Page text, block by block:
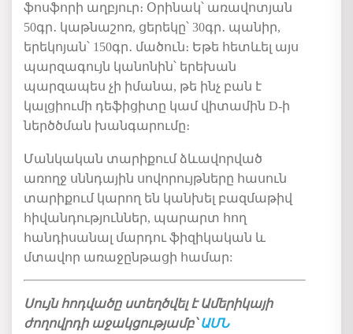
ֆոսֆորի աղբյուր։ Օրինակ՝ առավոտյան
50գր․ կաթնաշոռ, ցերեկը՝ 30գր․ պանիր,
երեկոյան՝ 150գր․ մածուն։ Եթե հետևել այս
պարզագույն կանոնին՝ երեխան
պարզապես չի իմանա, թե ինչ բան է
կալցիումի դեֆիցիտը կամ վիտամին D-ի
ներծծման խանգարումը։
Մանկական տարիքում ձևավորված
առողջ սննդային սովորույթները հասուն
տարիքում կարող են կանխել բազմաթիվ
հիվանդություններ, պարարտ հող
հանդիսանալ մարդու ֆիզիկական և
մտավոր առաջընթացի համար:
Սույն հոդվածը ստեղծվել է Ամերիկայի
ժողովրդի աջակցությամբ՝ԱՄՆ